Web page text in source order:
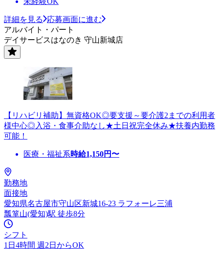
詳細を見る
応募画面に進む
アルバイト・パート
デイサービスはなのき 守山新城店
【リハビリ補助】無資格OK◎要支援～要介護2までの利用者
様中心◎入浴・食事介助なし★土日祝完全休み★扶養内勤務
可能！
医療・福祉系時給1,150円〜
勤務地
面接地
愛知県名古屋市守山区新城16-23 ラフォーレ三浦
瓢箪山(愛知)駅 徒歩8分
シフト
1日4時間 週2日からOK